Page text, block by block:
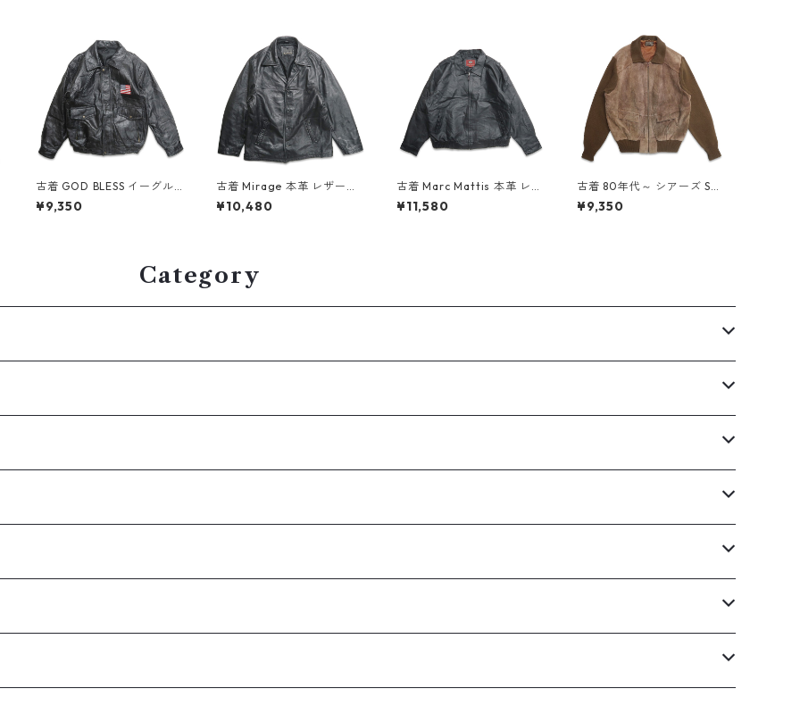
古着 GOD BLESS イーグル
星条旗 刺繍 パッチワークレ
ザージャケット ブラック 表
¥9,350
古着 Mirage 本革 レザージ
ャケット ブルゾン ブラック
表記：L gd408558n w60
¥10,480
古着 Marc Mattis 本革 レザ
ージャケット ブルゾン ブラ
ック 表記：XL gd408570
¥11,580
古着 80年代～ シアーズ Sea
rs スウェードレザー ニット
ジップアップジャケット ブ
¥9,350
Category